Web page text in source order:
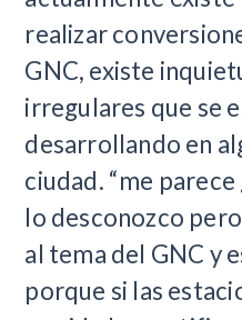
realizar
GNC, existe
irregulares que se
desarrollando en
ciudad. “me parece
lo desconozco
al tema del GNC y
porque si las